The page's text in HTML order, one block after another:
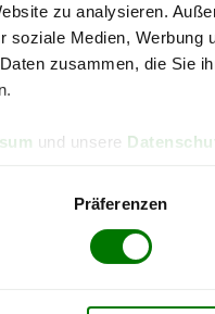
zu analysieren.
soziale Medien,
zusammen, die Sie
und unsere
Präferenzen
direkt online bestellen
aktuellen Stand